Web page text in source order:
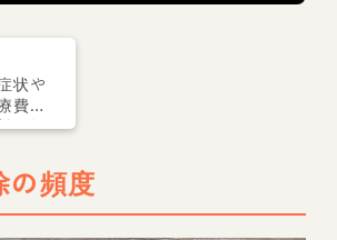
状や
費
医師
の頻度